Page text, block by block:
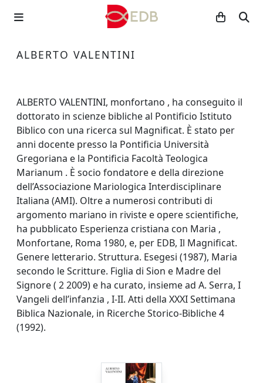
ALBERTO VALENTINI
ALBERTO VALENTINI, monfortano , ha conseguito il
dottorato in scienze bibliche al Pontificio Istituto
Biblico con una ricerca sul Magnificat. È stato per
anni docente presso la Pontificia Università
Gregoriana e la Pontificia Facoltà Teologica
Marianum . È socio fondatore e della direzione
dell’Associazione Mariologica Interdisciplinare
Italiana (AMI). Oltre a numerosi contributi di
argomento mariano in riviste e opere scientifiche,
ha pubblicato Esperienza cristiana con Maria ,
Monfortane, Roma 1980, e, per EDB, Il Magnificat.
Genere letterario. Struttura. Esegesi (1987), Maria
secondo le Scritture. Figlia di Sion e Madre del
Signore ( 2 2009) e ha curato, insieme ad A. Serra, I
Vangeli dell’infanzia , I-II. Atti della XXXI Settimana
Biblica Nazionale, in Ricerche Storico-Bibliche 4
(1992).